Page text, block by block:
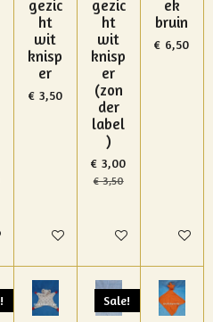
gezic
ht
wit
knisp
er
€ 3,50
In winkelwagen
gezic
ht
wit
knisp
er
(zon
der
label
)
€ 3,00
€ 3,50
In winkelwagen
ek
bruin
€ 6,50
In
Sale!